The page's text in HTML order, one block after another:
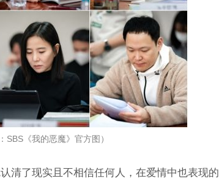
SBS《我的恶魔》官方图）
清了现实且不相信任何人，在爱情中也表现的